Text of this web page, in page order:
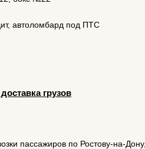
автоломбард под ПТС
грузов
пассажиров по Ростову-на-Дону,